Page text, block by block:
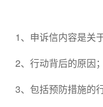
1、申诉信内容是关
2、行动背后的原因；
3、包括预防措施的